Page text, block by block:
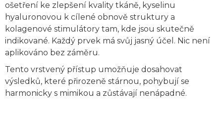
ošetření ke zlepšení kvality tkáně, kyselinu
hyaluronovou k cílené obnově struktury a
kolagenové stimulátory tam, kde jsou skutečně
indikované. Každý prvek má svůj jasný účel. Nic není
aplikováno bez záměru.
Tento vrstvený přístup umožňuje dosahovat
výsledků, které přirozeně stárnou, pohybují se
harmonicky s mimikou a zůstávají nenápadné.